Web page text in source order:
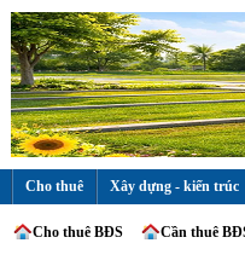
Cho thuê Xây dựng - kiến trúc
Cho thuê BĐS Cần thuê